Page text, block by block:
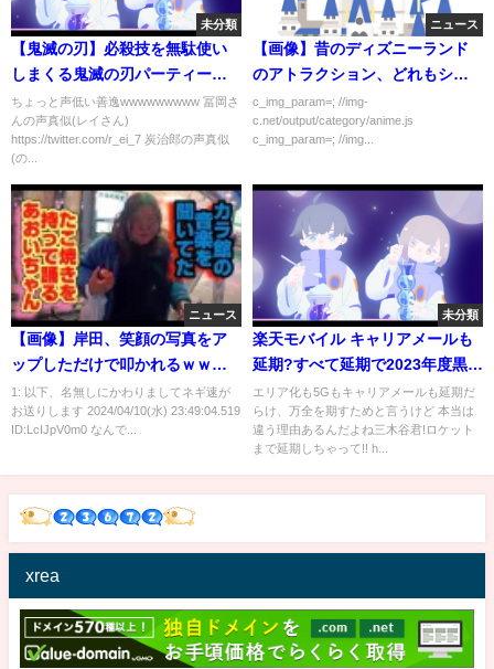
未分類
【鬼滅の刃】必殺技を無駄使い
しまくる鬼滅の刃パーティーが
面白すぎるwwwwww【フォート
ナイト】
ちょっと声低い善逸wwwwwwwww 冨岡さ
んの声真似(レイさん)
https://twitter.com/r_ei_7 炭治郎の声真似
(の...
ニュース
【画像】昔のディズニーランド
のアトラクション、どれもショ
ボすぎるｗｗｗｗｗ
c_img_param=; //img-
c.net/output/category/anime.js
c_img_param=; //img...
ニュース
【画像】岸田、笑顔の写真をア
ップしただけで叩かれるｗｗｗ
ｗｗ
1: 以下、名無しにかわりましてネギ速が
お送りします 2024/04/10(水) 23:49:04.519
ID:LcIJpV0m0 なんで...
未分類
楽天モバイル キャリアメールも
延期?すべて延期で2023年度黒字
化!
エリア化も5Gもキャリアメールも延期だ
らけ、万全を期すためと言うけど 本当は
違う理由あるんだよね三木谷君!ロケット
まで延期しちゃって!! h...
xrea